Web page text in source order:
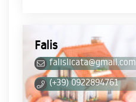
Falis
falislicata@gmail.com
(+39) 0922894761